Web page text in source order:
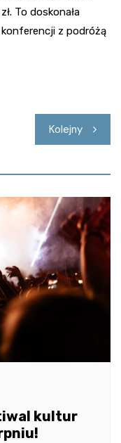
To doskonała
z podróżą
Kolejny
kultur